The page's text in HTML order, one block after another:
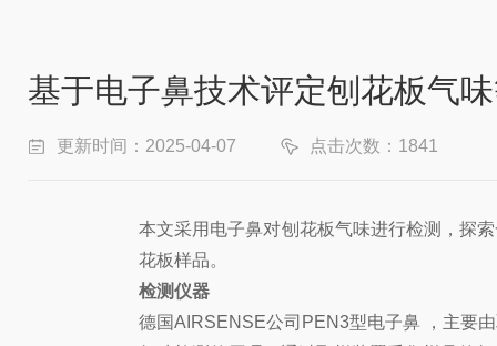
基于电子鼻技术评定刨花板气
更新时间：2025-04-07 点击次数：1841
本文采用电子鼻对刨花板气味进行检测，探
花板样品。
检测仪器
德国AIRSENSE公司PEN3型电子鼻 ，主要